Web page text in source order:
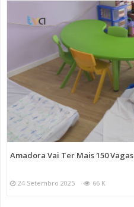
Amadora Vai Ter Mais 150
24 Setembro 2025 66 K